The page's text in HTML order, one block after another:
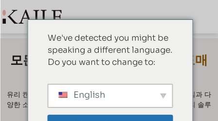
모든 제품 찾기유리 캔들 홀더 도매
유리 캔들 홀더를 도매하고 싶으신가요? 유리 캔들 홀더 스타일과 다
양한 소재의 차이점에 대해 자세히 알고 싶으신가요? 이 궁극의 솔루
션 가이드는 알아야 할 모든 것을 도와드립니다.
We've detected you might be
speaking a different language.
Do you want to change to:
English